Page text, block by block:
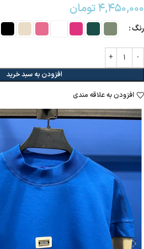
۴,۴۵۰,۰۰۰تومان
رنگ
افزودن به سبد خرید
افزودن به علاقه مندی